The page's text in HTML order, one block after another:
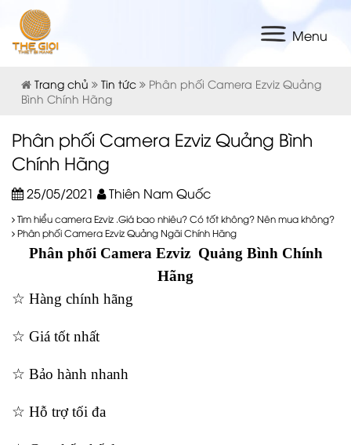
Menu
Trang chủ Tin tức
Phân phối Camera Ezviz Quảng
Bình Chính Hãng
Phân phối Camera Ezviz Quảng Bình
Chính Hãng
25/05/2021 Thiên Nam Quốc
Tìm hiểu camera Ezviz .Giá bao nhiêu? Có tốt không? Nên mua không?
Phân phối Camera Ezviz Quảng Ngãi Chính Hãng
Phân phối Camera EzvizQuảng Bình Chính
Hãng
☆ Hàng chính hãng
☆ Giá tốt nhất
☆ Bảo hành nhanh
☆ Hỗ trợ tối đa